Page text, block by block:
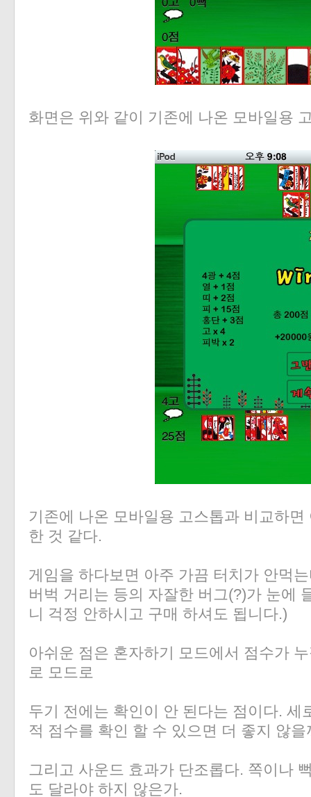
화면은 위와 같이 기존에 나온 모바일용
기존에 나온 모바일용 고스톱과 비교하
한 것 같다.
게임을 하다보면 아주 가끔 터치가 안먹
버벅 거리는 등의 자잘한 버그(?)가 눈에
니 걱정 안하시고 구매 하셔도 됩니다.)
아쉬운 점은 혼자하기 모드에서 점수가
로 모드로
두기 전에는 확인이 안 된다는 점이다. 세
적 점수를 확인 할 수 있으면 더 좋지 않
그리고 사운드 효과가 단조롭다. 쪽이나
도 달라야 하지 않은가.